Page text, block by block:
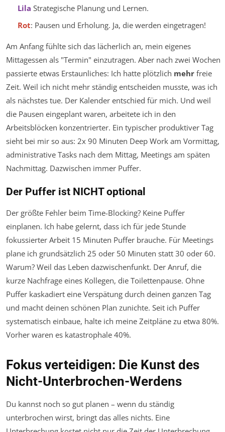
Lila Strategische Planung und Lernen.
Rot: Pausen und Erholung. Ja, die werden eingetragen!
Am Anfang fühlte sich das lächerlich an, mein eigenes
Mittagessen als "Termin" einzutragen. Aber nach zwei Wochen
passierte etwas Erstaunliches: Ich hatte plötzlich mehr freie
Zeit. Weil ich nicht mehr ständig entscheiden musste, was ich
als nächstes tue. Der Kalender entschied für mich. Und weil
die Pausen eingeplant waren, arbeitete ich in den
Arbeitsblöcken konzentrierter. Ein typischer produktiver Tag
sieht bei mir so aus: 2x 90 Minuten Deep Work am Vormittag,
administrative Tasks nach dem Mittag, Meetings am späten
Nachmittag. Dazwischen immer Puffer.
Der Puffer ist NICHT optional
Der größte Fehler beim Time-Blocking? Keine Puffer
einplanen. Ich habe gelernt, dass ich für jede Stunde
fokussierter Arbeit 15 Minuten Puffer brauche. Für Meetings
plane ich grundsätzlich 25 oder 50 Minuten statt 30 oder 60.
Warum? Weil das Leben dazwischenfunkt. Der Anruf, die
kurze Nachfrage eines Kollegen, die Toilettenpause. Ohne
Puffer kaskadiert eine Verspätung durch deinen ganzen Tag
und macht deinen schönen Plan zunichte. Seit ich Puffer
systematisch einbaue, halte ich meine Zeitpläne zu etwa 80%.
Vorher waren es katastrophale 40%.
Fokus verteidigen: Die Kunst des
Nicht-Unterbrochen-Werdens
Du kannst noch so gut planen – wenn du ständig
unterbrochen wirst, bringt das alles nichts. Eine